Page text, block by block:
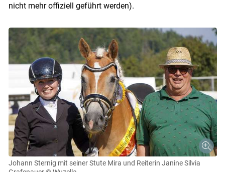
nicht mehr offiziell geführt werden).
Johann Sternig mit seiner Stute Mira und Reiterin Janine Silvia